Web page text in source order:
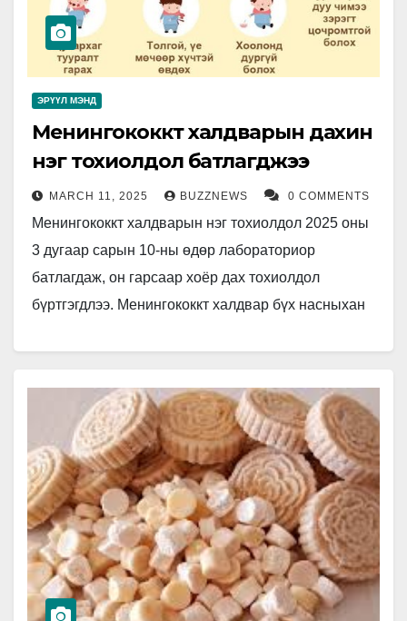
ЭРҮҮЛ МЭНД
Менингококкт халдварын дахин
нэг тохиолдол батлагджээ
MARCH 11, 2025 BUZZNEWS 0 COMMENTS
Менингококкт халдварын нэг тохиолдол 2025 оны
3 дугаар сарын 10-ны өдөр лабораториор
батлагдаж, он гарсаар хоёр дах тохиолдол
бүртгэгдлээ. Менингококкт халдвар бүх насныхан